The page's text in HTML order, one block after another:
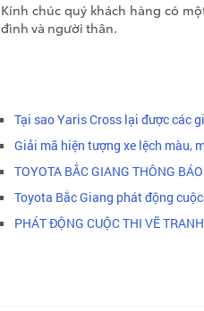
Kính chúc quý khách hàng có
đình và người thân.
Tại sao Yaris Cross lại được các
Giải mã hiện tượng xe lệch màu,
TOYOTA BẮC GIANG THÔNG
Toyota Bắc Giang phát động
PHÁT ĐỘNG CUỘC THI VẼ